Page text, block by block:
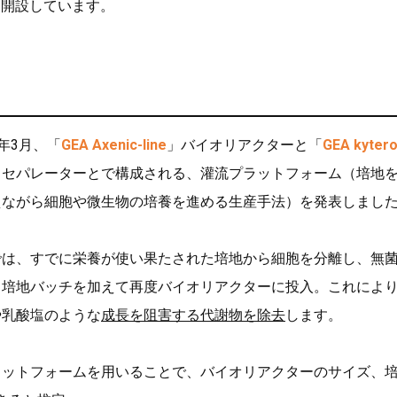
設しています。
3月、「GEA Axenic-line 」バイオリアクターと「GEA kytero
パレーターとで構成される、灌流プラットフォーム（培地
がら細胞や微生物の培養を進める生産手法）を発表しまし
、すでに栄養が使い果たされた培地から細胞を分離し、無
地バッチを加えて再度バイオリアクターに投入。これによ
酸塩のような成長を阻害する代謝物を除去します。
トフォームを用いることで、バイオリアクターのサイズ、